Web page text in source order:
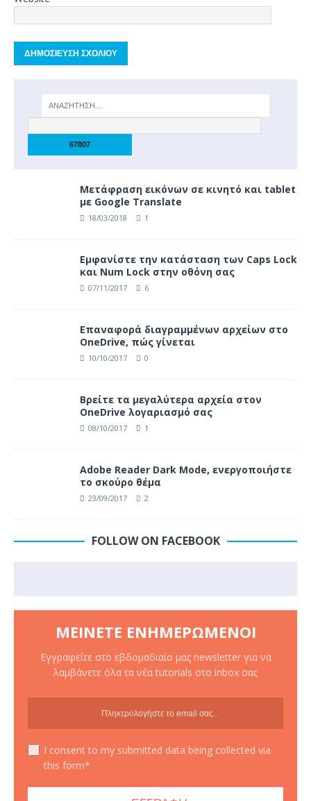
Μετάφραση εικόνων σε κινητό και tablet
με Google Translate
18/03/2018 1
Eμφανίστε την κατάσταση των Caps Lock
και Num Lock στην οθόνη σας
07/11/2017 6
Επαναφορά διαγραμμένων αρχείων στο
OneDrive, πώς γίνεται
10/10/2017 0
Βρείτε τα μεγαλύτερα αρχεία στον
OneDrive λογαριασμό σας
08/10/2017 1
Adobe Reader Dark Mode, ενεργοποιήστε
το σκούρο θέμα
23/09/2017 2
FOLLOW ON FACEBOOK
ΜΕΊΝΕΤΕ ΕΝΗΜΕΡΩΜΈΝΟΙ
Εγγραφείτε στο εβδομαδιαίο μας newsletter για να
λαμβάνετε όλα τα νέα tutorials στο inbox σας
I consent to my submitted data being collected via
this form*